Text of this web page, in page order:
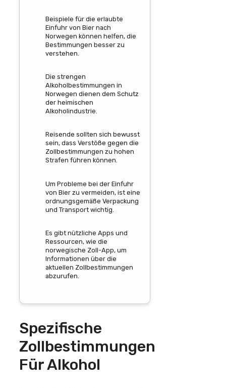
Beispiele für die erlaubte
Einfuhr von Bier nach
Norwegen können helfen, die
Bestimmungen besser zu
verstehen.
Die strengen
Alkoholbestimmungen in
Norwegen dienen dem Schutz
der heimischen
Alkoholindustrie.
Reisende sollten sich bewusst
sein, dass Verstöße gegen die
Zollbestimmungen zu hohen
Strafen führen können.
Um Probleme bei der Einfuhr
von Bier zu vermeiden, ist eine
ordnungsgemäße Verpackung
und Transport wichtig.
Es gibt nützliche Apps und
Ressourcen, wie die
norwegische Zoll-App, um
Informationen über die
aktuellen Zollbestimmungen
abzurufen.
Spezifische
Zollbestimmungen
Für Alkohol